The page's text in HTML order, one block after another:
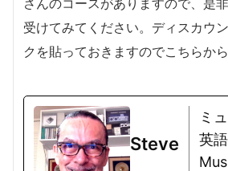
受けてみてください。ディスカウ
クを貼っておきますのでこちらか
Steve
ミ
英